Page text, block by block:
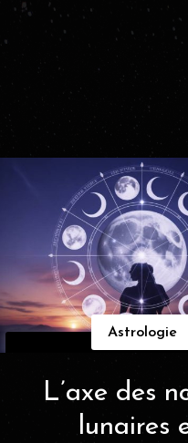
Astrologie
L’axe des
lunaires